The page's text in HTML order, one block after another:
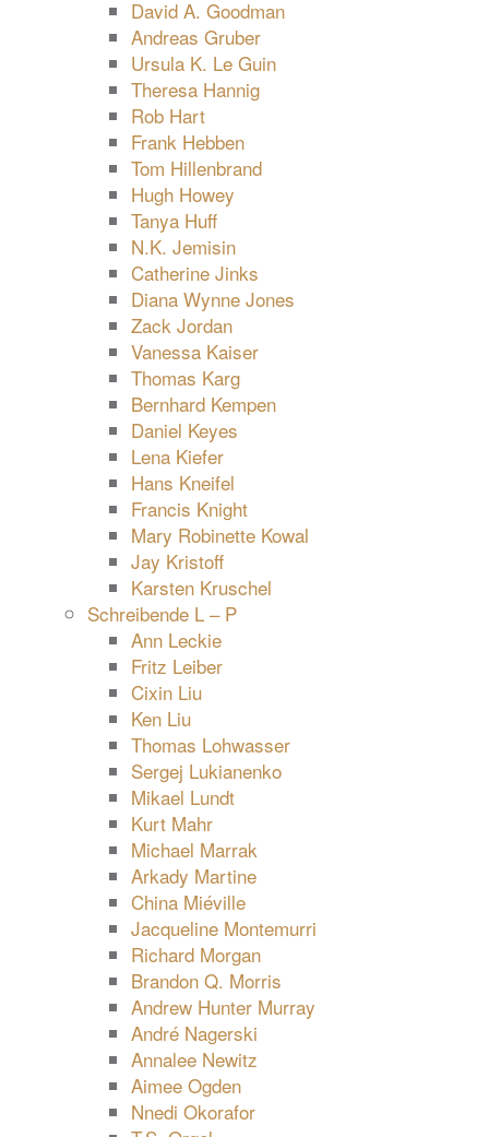
David A. Goodman
Andreas Gruber
Ursula K. Le Guin
Theresa Hannig
Rob Hart
Frank Hebben
Tom Hillenbrand
Hugh Howey
Tanya Huff
N.K. Jemisin
Catherine Jinks
Diana Wynne Jones
Zack Jordan
Vanessa Kaiser
Thomas Karg
Bernhard Kempen
Daniel Keyes
Lena Kiefer
Hans Kneifel
Francis Knight
Mary Robinette Kowal
Jay Kristoff
Karsten Kruschel
Schreibende L – P
Ann Leckie
Fritz Leiber
Cixin Liu
Ken Liu
Thomas Lohwasser
Sergej Lukianenko
Mikael Lundt
Kurt Mahr
Michael Marrak
Arkady Martine
China Miéville
Jacqueline Montemurri
Richard Morgan
Brandon Q. Morris
Andrew Hunter Murray
André Nagerski
Annalee Newitz
Aimee Ogden
Nnedi Okorafor